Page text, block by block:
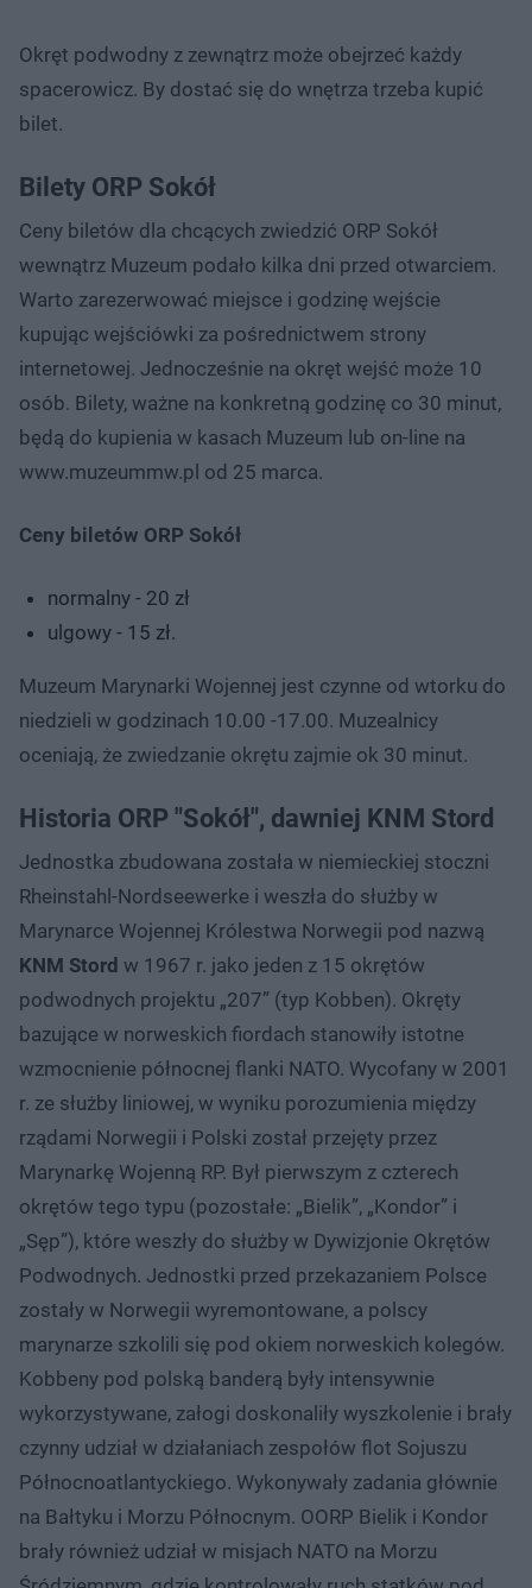
Okręt podwodny z zewnątrz może obejrzeć każdy
spacerowicz. By dostać się do wnętrza trzeba kupić
bilet.
Bilety ORP Sokół
Ceny biletów dla chcących zwiedzić ORP Sokół
wewnątrz Muzeum podało kilka dni przed otwarciem.
Warto zarezerwować miejsce i godzinę wejście
kupując wejściówki za pośrednictwem strony
internetowej. Jednocześnie na okręt wejść może 10
osób. Bilety, ważne na konkretną godzinę co 30 minut,
będą do kupienia w kasach Muzeum lub on-line na
www.muzeummw.pl od 25 marca.
Ceny biletów ORP Sokół
normalny - 20 zł
ulgowy - 15 zł.
Muzeum Marynarki Wojennej jest czynne od wtorku do
niedzieli w godzinach 10.00 -17.00. Muzealnicy
oceniają, że zwiedzanie okrętu zajmie ok 30 minut.
Historia ORP "Sokół", dawniej KNM Stord
Jednostka zbudowana została w niemieckiej stoczni
Rheinstahl-Nordseewerke i weszła do służby w
Marynarce Wojennej Królestwa Norwegii pod nazwą
KNM Stord w 1967 r. jako jeden z 15 okrętów
podwodnych projektu „207” (typ Kobben). Okręty
bazujące w norweskich fiordach stanowiły istotne
wzmocnienie północnej flanki NATO. Wycofany w 2001
r. ze służby liniowej, w wyniku porozumienia między
rządami Norwegii i Polski został przejęty przez
Marynarkę Wojenną RP. Był pierwszym z czterech
okrętów tego typu (pozostałe: „Bielik”, „Kondor” i
„Sęp”), które weszły do służby w Dywizjonie Okrętów
Podwodnych. Jednostki przed przekazaniem Polsce
zostały w Norwegii wyremontowane, a polscy
marynarze szkolili się pod okiem norweskich kolegów.
Kobbeny pod polską banderą były intensywnie
wykorzystywane, załogi doskonaliły wyszkolenie i brały
czynny udział w działaniach zespołów flot Sojuszu
Północnoatlantyckiego. Wykonywały zadania głównie
na Bałtyku i Morzu Północnym. OORP Bielik i Kondor
brały również udział w misjach NATO na Morzu